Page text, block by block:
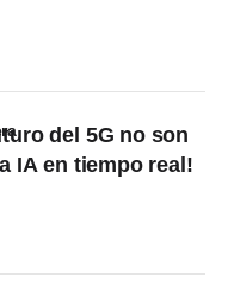
del 5G no son
IA en tiempo real!